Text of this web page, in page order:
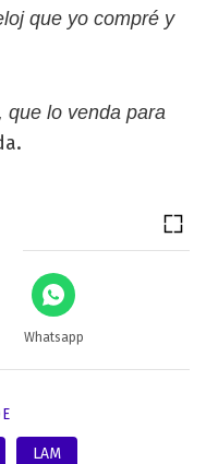
que yo compré y
que lo venda para
Whatsapp
LAM